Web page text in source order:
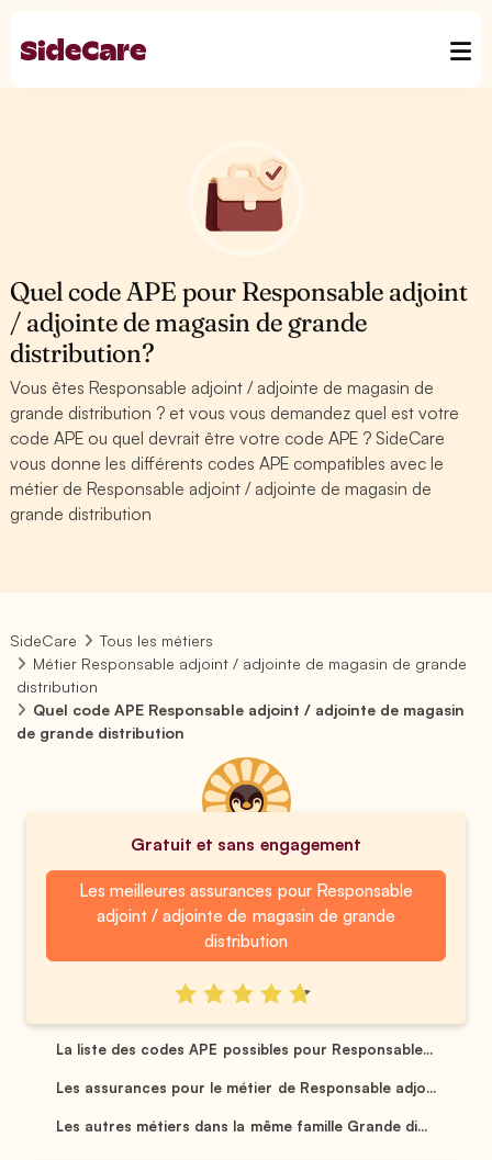
Quel code APE pour Responsable adjoint
/ adjointe de magasin de grande
distribution?
Vous êtes Responsable adjoint / adjointe de magasin de
grande distribution ? et vous vous demandez quel est votre
code APE ou quel devrait être votre code APE ? SideCare
vous donne les différents codes APE compatibles avec le
métier de Responsable adjoint / adjointe de magasin de
grande distribution
SideCare
Tous les métiers
Métier Responsable adjoint / adjointe de magasin de grande
distribution
Quel code APE Responsable adjoint / adjointe de magasin
de grande distribution
Gratuit et sans engagement
Les meilleures assurances pour Responsable
adjoint / adjointe de magasin de grande
distribution
La liste des codes APE possibles pour Responsable...
Les assurances pour le métier de Responsable adjo...
Les autres métiers dans la même famille Grande di...